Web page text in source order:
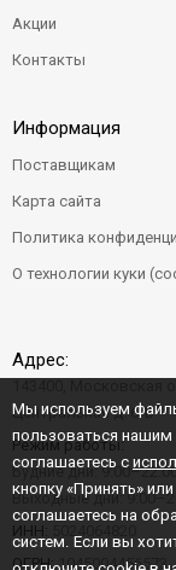
Акции
Контакты
Информация
Поставщикам
Карта сайта
Политика
О технологии куки
Адрес:
Центральная д. 6"Б"
Режим работы:
Будние дни:
Выходные дни:
ИНН:
ОГРН:1045004456573
Мы используем
пользоваться
соглашаетесь с
кнопку «Принять»
соглашаетесь на
систем. Если вы